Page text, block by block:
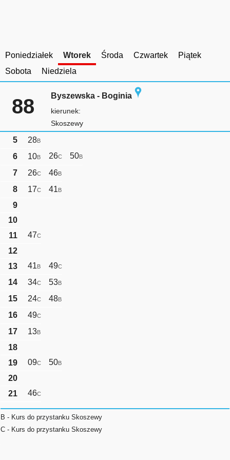
Poniedziałek Wtorek Środa Czwartek
Piątek
Sobota
Niedziela
88 Byszewska - Boginia
kierunek:
Skoszewy
5 28B
6 10B 26C 50B
7 26C 46B
8 17C 41B
9
10
11
47C
12
13
41B 49C
14 34C 53B
15 24C 48B
16 49C
17 13B
18
19
09C 50B
20
21
46C
B - Kurs do przystanku Skoszewy
C - Kurs do przystanku Skoszewy